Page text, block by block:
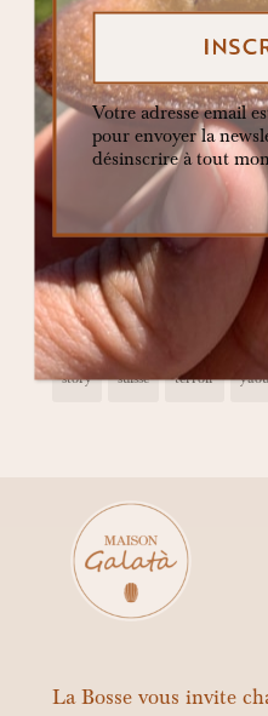
ecoresponsable Fondation
galata glutenfree
interview lactosefree
madeleines salées
mangerenconscience pop up
proust pâtisserie
sanslactose
story suisse terroir
La Bosse vous invite
Votre adresse email
pour envoyer la
désinscrire à tout